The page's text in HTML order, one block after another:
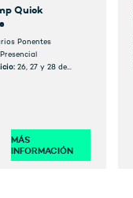
Quick
Ponentes
Presencial
26, 27 y 28 de
MÁS
INFORMACIÓN